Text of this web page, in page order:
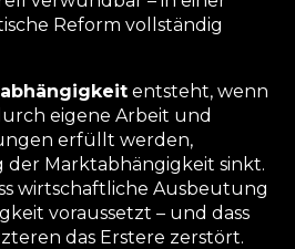
Reform vollständig
entsteht, wenn
eigene Arbeit und
erfüllt werden,
Marktabhängigkeit sinkt.
wirtschaftliche Ausbeutung
voraussetzt – und dass
das Erstere zerstört.